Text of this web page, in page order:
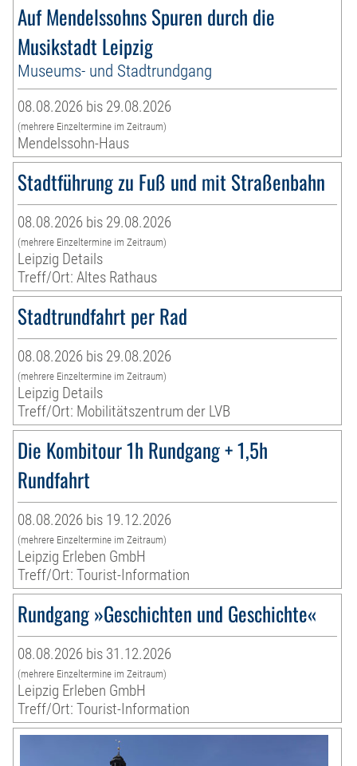
Auf Mendelssohns Spuren durch die
Musikstadt Leipzig
Museums- und Stadtrundgang
08.08.2026 bis 29.08.2026
(mehrere Einzeltermine im Zeitraum)
Mendelssohn-Haus
Stadtführung zu Fuß und mit Straßenbahn
08.08.2026 bis 29.08.2026
(mehrere Einzeltermine im Zeitraum)
Leipzig Details
Treff/Ort: Altes Rathaus
Stadtrundfahrt per Rad
08.08.2026 bis 29.08.2026
(mehrere Einzeltermine im Zeitraum)
Leipzig Details
Treff/Ort: Mobilitätszentrum der LVB
Die Kombitour 1h Rundgang + 1,5h
Rundfahrt
08.08.2026 bis 19.12.2026
(mehrere Einzeltermine im Zeitraum)
Leipzig Erleben GmbH
Treff/Ort: Tourist-Information
Rundgang »Geschichten und Geschichte«
08.08.2026 bis 31.12.2026
(mehrere Einzeltermine im Zeitraum)
Leipzig Erleben GmbH
Treff/Ort: Tourist-Information